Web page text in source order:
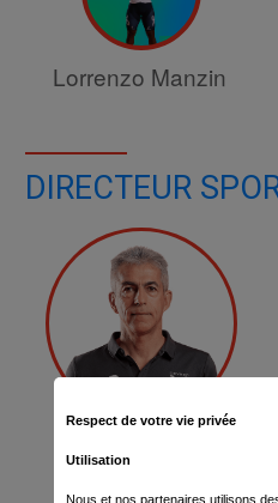
Lorrenzo Manzin
DIRECTEUR
Respect de votre vie privée
Utilisation
Nous et nos partenaires utilisons